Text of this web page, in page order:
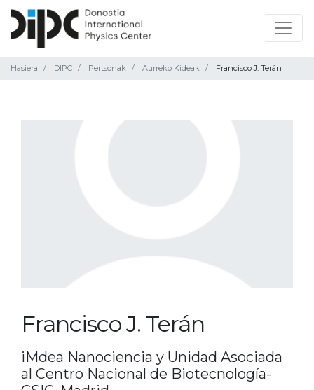
Hasiera DIPC Pertsonak Aurreko Kideak Francisco J. Terán
Francisco J. Terán
iMdea Nanociencia y Unidad Asociada
al Centro Nacional de Biotecnología-